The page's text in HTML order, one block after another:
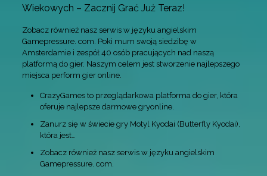
Wiekowych – Zacznij Grać Już Teraz!
Zobacz również nasz serwis w języku angielskim
Gamepressure. com. Poki mum swoją siedzibę w
Amsterdamie i zespół 40 osób pracujących nad naszą
platformą do gier. Naszym celem jest stworzenie najlepszego
miejsca perform gier online.
CrazyGames to przeglądarkowa platforma do gier, która
oferuje najlepsze darmowe gryonline.
Zanurz się w świecie gry Motyl Kyodai (Butterfly Kyodai),
która jest…
Zobacz również nasz serwis w języku angielskim
Gamepressure. com.